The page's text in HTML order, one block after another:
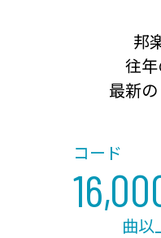
邦
往
最新
コード
曲以